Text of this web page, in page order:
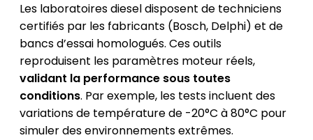
Les laboratoires diesel disposent de techniciens
certifiés par les fabricants (Bosch, Delphi) et de
bancs d’essai homologués. Ces outils
reproduisent les paramètres moteur réels,
validant la performance sous toutes
conditions. Par exemple, les tests incluent des
variations de température de -20°C à 80°C pour
simuler des environnements extrêmes.